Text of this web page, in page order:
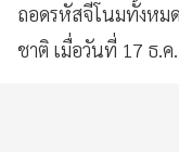
ถอดรหัสจีโนมทั้งหม
ชาติ เมื่อวันที่ 17 ธ.ค.